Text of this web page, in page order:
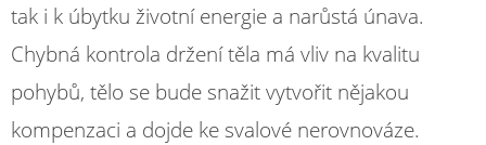
tak i k úbytku životní energie a narůstá únava.
Chybná kontrola držení těla má vliv na kvalitu
pohybů, tělo se bude snažit vytvořit nějakou
kompenzaci a dojde ke svalové nerovnováze.